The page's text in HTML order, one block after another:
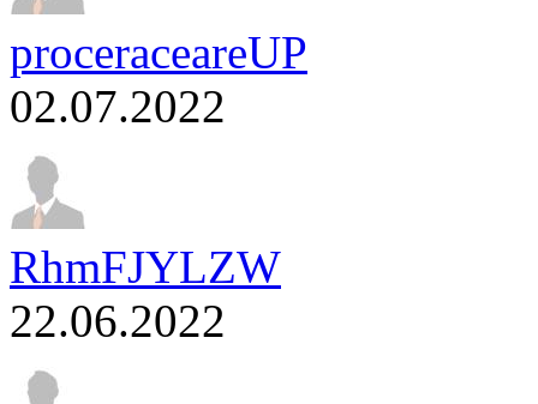
proceraceareUP
02.07.2022
RhmFJYLZW
22.06.2022